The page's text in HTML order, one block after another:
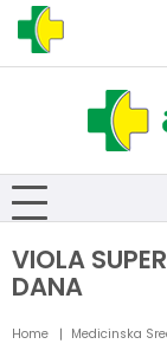
VIOLA
DANA
Home Medicinska